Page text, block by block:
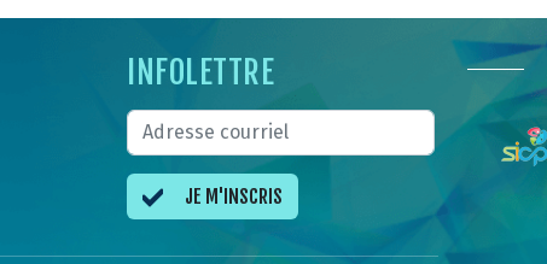
INFOLETTRE
JE M'INSCRIS